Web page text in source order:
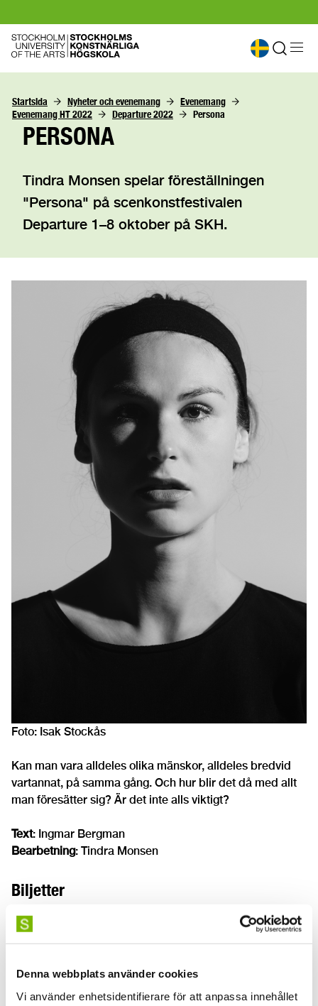
Denna webbplats använder cookies
Vi använder enhetsidentifierare för att anpassa innehållet
Startsida Nyheter och evenemang
Evenemang
Evenemang HT 2022
Departure 2022 Persona
PERSONA
Tindra Monsen spelar föreställningen
"Persona" på scenkonstfestivalen
Departure 1–8 oktober på SKH.
Foto: Isak Stockås
Kan man vara alldeles olika mänskor, alldeles bredvid
vartannat, på samma gång. Och hur blir det då med allt
man föresätter sig? Är det inte alls viktigt?
Text: Ingmar Bergman
Bearbetning: Tindra Monsen
Biljetter
När?
Lördag 1 oktober kl. 12.30
Måndag 3 oktober kl. 14.00